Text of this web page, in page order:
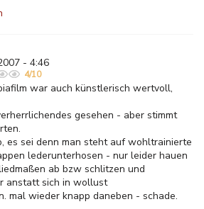
- 4:46
4/10
war auch künstlerisch wertvoll,
gesehen - aber stimmt
es sei denn man steht auf wohltrainierte
lederunterhosen - nur leider hauen
ab bzw schlitzen und
anstatt sich in wollust
mal wieder knapp daneben - schade.